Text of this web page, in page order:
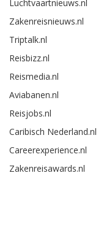
Luchtvaartnieuws.nl
Zakenreisnieuws.nl
Triptalk.nl
Reisbizz.nl
Reismedia.nl
Aviabanen.nl
Reisjobs.nl
Caribisch Nederland.nl
Careerexperience.nl
Zakenreisawards.nl